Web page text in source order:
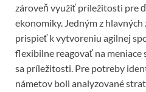
zároveň využiť príležitosti pre
ekonomiky. Jedným z
prispieť k vytvoreniu agilnej
flexibilne reagovať na meniace
sa príležitosti. Pre potreby
námetov boli analyzované